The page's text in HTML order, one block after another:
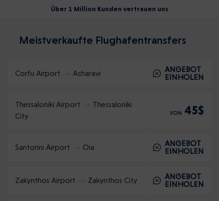
Über 1 Million Kunden vertrauen uns
Meistverkaufte Flughafentransfers
Corfu Airport Acharavi
ANGEBOT
EINHOLEN
Thessaloniki Airport
Thessaloniki
City
VON 45$
Santorini Airport Oia
ANGEBOT
EINHOLEN
Zakynthos Airport Zakynthos City
ANGEBOT
EINHOLEN